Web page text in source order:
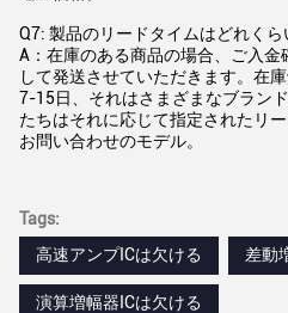
Q7: 製品のリードタイムはどれくら
A：在庫のある商品の場合、ご入
して発送させていただきます。在
7-15日、それはさまざまなブラン
たちはそれに応じて指定されたリ
お問い合わせのモデル。
Tags:
高速アンプICは欠ける
差動
演算増幅器ICは欠ける